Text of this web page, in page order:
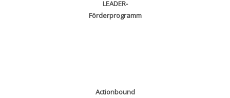
LEADER-
Förderprogramm
Actionbound